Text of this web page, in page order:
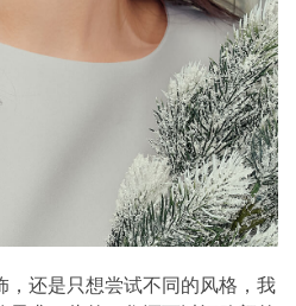
还是只想尝试不同的风格，我